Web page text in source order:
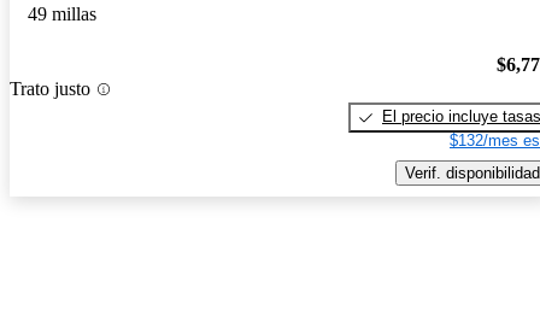
49 millas
Trato justo
El precio incluye tasas
$132/mes
Verif. disponibilidad